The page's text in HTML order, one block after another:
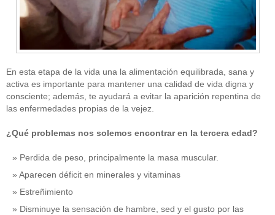
En esta etapa de la vida una la alimentación equilibrada, sana y
activa es importante para mantener una calidad de vida digna y
consciente; además, te ayudará a evitar la aparición repentina de
las enfermedades propias de la vejez.
¿Qué problemas nos solemos encontrar en la tercera edad?
Perdida de peso, principalmente la masa muscular.
Aparecen déficit en minerales y vitaminas
Estreñimiento
Disminuye la sensación de hambre, sed y el gusto por las